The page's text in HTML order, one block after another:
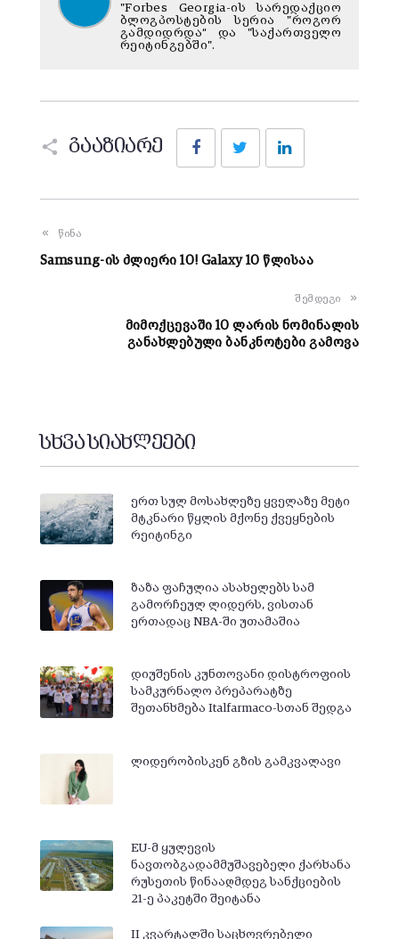
"Forbes Georgia-ის სარედაქციო
ბლოგპოსტების სერია "როგორ
გამდიდრდა“ და "საქართველო
რეიტინგებში".
გააზიარე
FacebookTwitter
წინა
Samsung-ის ძლიერი 10! Galaxy 10 წლისაა
შემდეგი
მიმოქცევაში 10 ლარის ნომინალის
განახლებული ბანკნოტები გამოვა
სხვა სიახლეები
ერთ სულ მოსახლეზე ყველაზე მეტი
მტკნარი წყლის მქონე ქვეყნების
რეიტინგი
ზაზა ფაჩულია ასახელებს სამ
გამორჩეულ ლიდერს, ვისთან
ერთადაც NBA-ში უთამაშია
დიუშენის კუნთოვანი დისტროფიის
სამკურნალო პრეპარატზე
შეთანხმება Italfarmaco-სთან შედგა
ლიდერობისკენ გზის გამკვალავი
EU-მ ყულევის
ნავთობგადამმუშავებელი ქარხანა
რუსეთის წინააღმდეგ სანქციების
21-ე პაკეტში შეიტანა
II კვარტალში საცხოვრებელი